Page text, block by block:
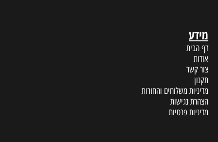
מידע
דף הבית
אודות
צור קשר
תקנון
מדיניות משלוחים והחזרות
הצהרת נגישות
מדיניות פרטיות